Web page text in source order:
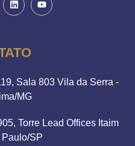
Sala 803 Vila da Serra -
MG
Torre Lead Offices Itaim
SP